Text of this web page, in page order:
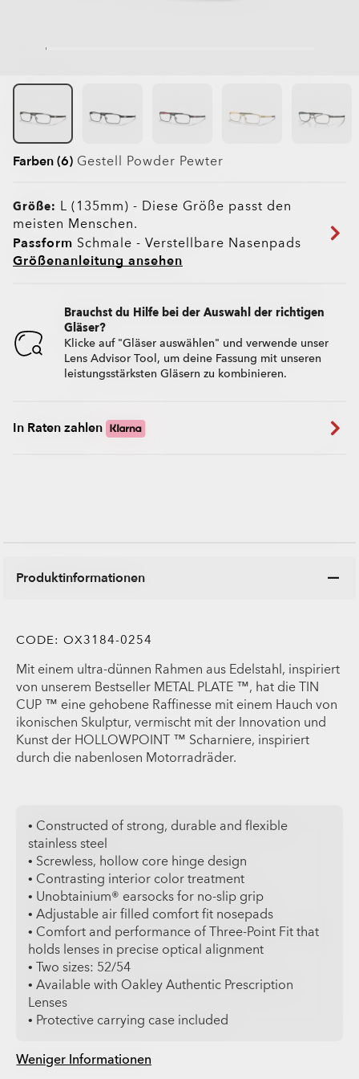
Farben (6) Gestell Powder Pewter
Größe: L (135mm) - Diese Größe passt den
meisten Menschen.
Passform Schmale - Verstellbare Nasenpads
Größenanleitung ansehen
Brauchst du Hilfe bei der Auswahl der richtigen
Gläser?
Klicke auf "Gläser auswählen" und verwende unser
Lens Advisor Tool, um deine Fassung mit unseren
leistungsstärksten Gläsern zu kombinieren.
In Raten zahlen
Produktinformationen
CODE: OX3184-0254
Mit einem ultra-dünnen Rahmen aus Edelstahl, inspiriert
von unserem Bestseller METAL PLATE ™, hat die TIN
CUP ™ eine gehobene Raffinesse mit einem Hauch von
ikonischen Skulptur, vermischt mit der Innovation und
Kunst der HOLLOWPOINT ™ Scharniere, inspiriert
durch die nabenlosen Motorradräder.
Weniger Informationen
• Constructed of strong, durable and flexible
stainless steel
• Screwless, hollow core hinge design
• Contrasting interior color treatment
• Unobtainium® earsocks for no-slip grip
• Adjustable air filled comfort fit nosepads
• Comfort and performance of Three-Point Fit that
holds lenses in precise optical alignment
• Two sizes: 52/54
• Available with Oakley Authentic Prescription
Lenses
• Protective carrying case included